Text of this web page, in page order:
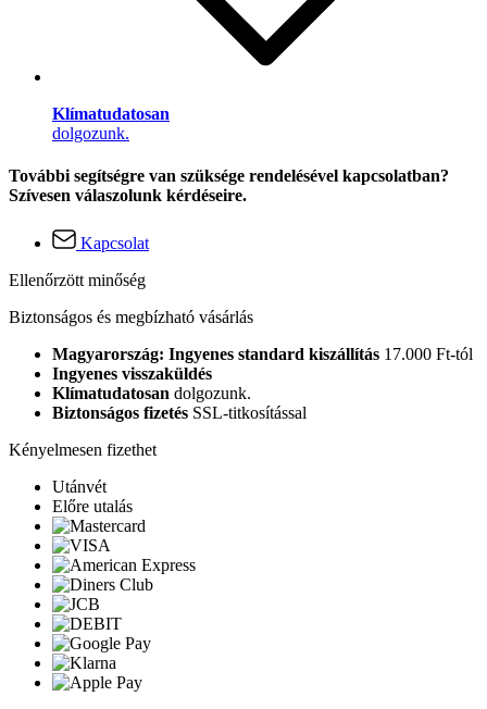
Klímatudatosan
dolgozunk.
További segítségre van szüksége rendelésével kapcsolatban?
Szívesen válaszolunk kérdéseire.
Kapcsolat
Ellenőrzött minőség
Biztonságos és megbízható vásárlás
Magyarország: Ingyenes standard kiszállítás 17.000 Ft-tól
Ingyenes visszaküldés
Klímatudatosan dolgozunk.
Biztonságos fizetés SSL-titkosítással
Kényelmesen fizethet
Utánvét
Előre utalás